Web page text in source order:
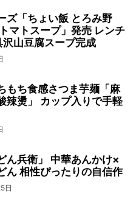
ズ「ちょい飯 とろみ野
マトスープ」発売 レンチ
沢山豆腐スープ完成
もち食感さつま芋麺「麻
辣燙」 カップ入りで手軽
ん兵衛」 中華あんかけ×
ん 相性ぴったりの自信作
日